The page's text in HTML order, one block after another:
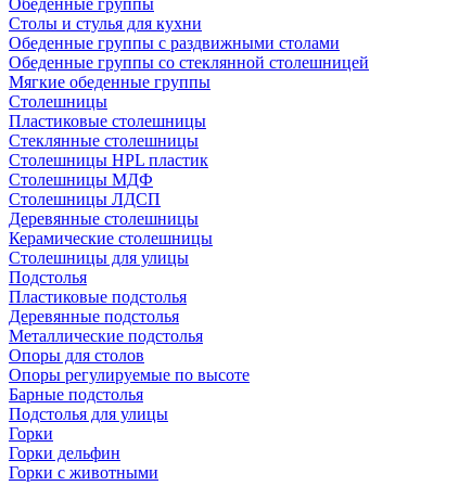
Обеденные группы
Столы и стулья для кухни
Обеденные группы с раздвижными столами
Обеденные группы со стеклянной столешницей
Мягкие обеденные группы
Столешницы
Пластиковые столешницы
Стеклянные столешницы
Столешницы HPL пластик
Столешницы МДФ
Столешницы ЛДСП
Деревянные столешницы
Керамические столешницы
Столешницы для улицы
Подстолья
Пластиковые подстолья
Деревянные подстолья
Металлические подстолья
Опоры для столов
Опоры регулируемые по высоте
Барные подстолья
Подстолья для улицы
Горки
Горки дельфин
Горки с животными